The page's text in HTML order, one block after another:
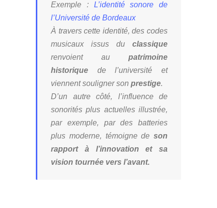
Exemple : L’identité sonore de
l’Université de Bordeaux
À travers cette identité, des codes
musicaux issus du classique
renvoient au patrimoine
historique de l’université et
viennent souligner son prestige.
D’un autre côté, l’influence de
sonorités plus actuelles illustrée,
par exemple, par des batteries
plus moderne, témoigne de son
rapport à l’innovation et sa
vision tournée vers l’avant.